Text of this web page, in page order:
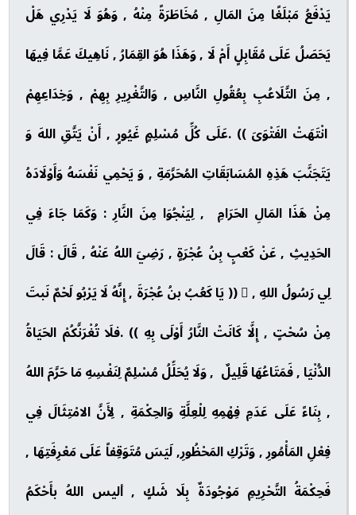
يَدْفَعُ مَبْلَغًا مِنَ المَالِ , مُخَاطَرَةً مِنْهُ , وَهُوَ لَا يَدْرِي هَلْ
يَحَصَلُ عَلَى مُقَابِلٍ أَمْ لَا , وَهَذَا هُوَ القِمَارُ , نَاهِيكَ عَمَّا فِيهَا
, مِنَ التَّلَاعُبِ بِعُقُولِ النَّاسِ , وَالتَّغْرِيرِ بِهِمْ , وَخِدَاعِهِمْ
انْتَهَتْ الفَتْوَىَ )) .عَلَى كُلِّ مُسْلِمٍ غَيُورٍ , أَنْ يَتَّقِ اللهَ وَ
يَتَجَنَّبَ هَذِهِ المُسَابَقَاتِ المُحَرَّمَةِ , وَ يَحْمِي نَفْسَهُ وَأَوْلَادَهُ
مِنْ هَذَا المَالِ الحَرَامِ , لِيَنْجُوَا مِنَ النَّارِ : وَكَمَا جَاءَ فِي
الحَدِيثِ , عَنْ كَعْبٍ بِنُ عُجْرَةٍ , رَضِيَ اللهُ عَنْهُ , قَالَ : قَالَ
لِي رَسُولُ اللهِ ,  (( يَا كَعُبُ بنُ عُجْرَةَ , إِنَّهُ لَا يَرْبُو لَحْمٌ نَبتَ
مِنْ سُحْتٍ , إِلَّا كَانَتْ النَّارُ أَوْلَى بِهِ )) .فلَا تُغْرَنَّكُمْ الحَيَاةُ
الدُّنْيَا , فَمَتَاعُهَا قَلِيلٌ , وَلَا يُحَلِّلُ مُسْلِمٌ لِنَفْسِهِ مَا حَرَّمَ اللهُ
, بِنَاءً عَلَى عَدَمِ فِهْمِهِ لِلْعِلَّةِ وَالحِكْمَةِ , لِأَنَّ الامْتِثَالَ فِي
فِعْلِ المَأْمُورِ , وَتَرْكِ المَحْظُورِ, لَيَسَ مُتَوَقِفاً عَلَى مَعْرِفَتِهَا ,
فَحِكْمَةُ التَّحْرِيمِ مَوْجُودَةٌ بِلَا شَكٍ , أليس اللهُ بأَحْكَمُ